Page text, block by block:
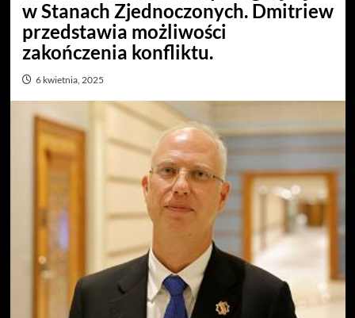
w Stanach Zjednoczonych. Dmitriew
przedstawia możliwości
zakończenia konfliktu.
6 kwietnia, 2025